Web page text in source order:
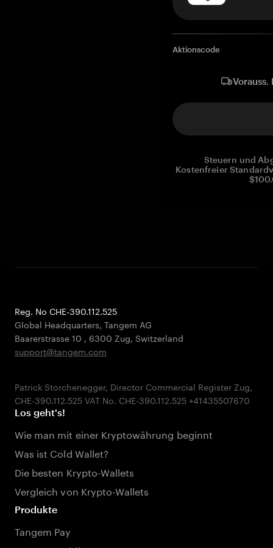
Aktionscode
Steuern und
Kostenfreier
Reg. No CHE-390.112.525
Global Headquarters, Tangem AG
Baarerstrasse 10 , 6300 Zug, Switzerland
support@tangem.com
Patrick Storchenegger, Director Commercial Register Zug,
Los geht's!
Wie man mit einer Kryptowährung beginnt
Was ist Cold Wallet?
Die besten Krypto-Wallets
Vergleich von Krypto-Wallets
Produkte
Tangem Pay